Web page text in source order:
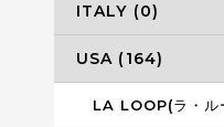
ITALY (0)
USA (164)
LA LOOP(ラ・